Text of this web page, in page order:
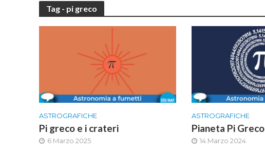
Tag - pi greco
ASTROGRAFICHE
Pi greco e i crateri
6 Marzo 2025
ASTROGRAFICHE
Pianeta Pi Greco
14 Marzo 2024